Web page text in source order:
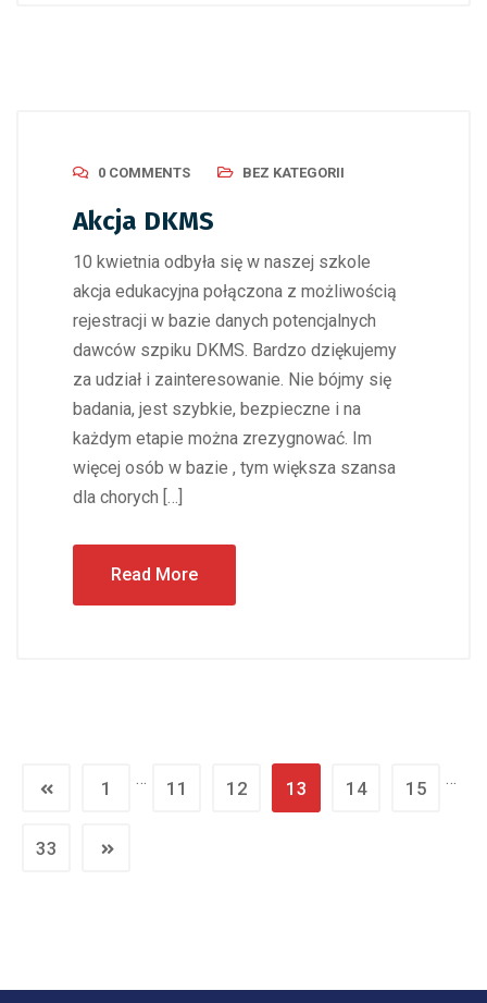
0 COMMENTS BEZ KATEGORII
Akcja DKMS
10 kwietnia odbyła się w naszej szkole
akcja edukacyjna połączona z możliwością
rejestracji w bazie danych potencjalnych
dawców szpiku DKMS. Bardzo dziękujemy
za udział i zainteresowanie. Nie bójmy się
badania, jest szybkie, bezpieczne i na
każdym etapie można zrezygnować. Im
więcej osób w bazie , tym większa szansa
dla chorych […]
Read More
1 … 11 12 13 14 15 …
33